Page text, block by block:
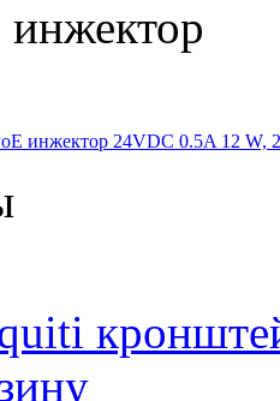
инжектор 24VDC 0.5A 12 W,